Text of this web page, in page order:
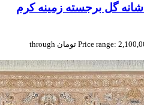
فرش ماشینی افرند 1500 شانه گل برجسته زمینه کرم
Price range: 2,100,000 تومان through